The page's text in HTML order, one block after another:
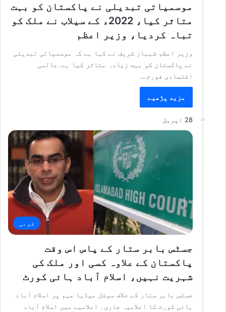
موسمیاتی تبدیلی نے پاکستان کو بہت
متاثر کیا، 2022ء کے سیلاب نے ملک کو
تباہ کردیا، وزیر اعظم
وزیر اعظم شہباز شریف نے کہا ہے کہ موسمیاتی تبدیلی
نے پاکستان کو بہت زیادہ متاثر کیا ہے۔عالمی
اقتصادی فورم…
مزید پڑھیے
28 اپریل
قومی
جسٹس بابر ستار کے پاس اس وقت
پاکستان کے علاوہ کسی اور ملک کی
شہریت نہیں، اسلام آباد ہائی کورٹ
جسٹس بابر ستار کے خلاف سوشل میڈیا مہم پر اسلام آباد
ہائی کورٹ کا اعلامیہ جاری۔ اعلامیے میں اسلام آباد